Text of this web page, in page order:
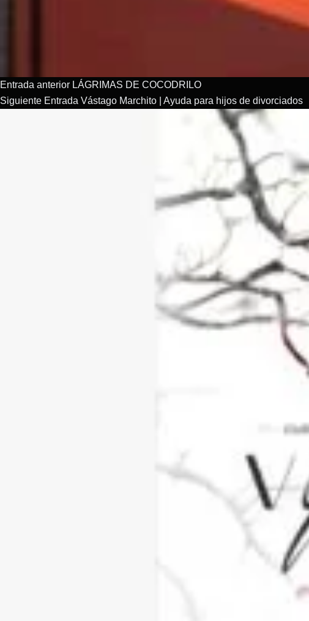
Entrada anterior LÁGRIMAS DE COCODRILO
Siguiente Entrada Vástago Marchito | Ayuda para hijos de divorciados